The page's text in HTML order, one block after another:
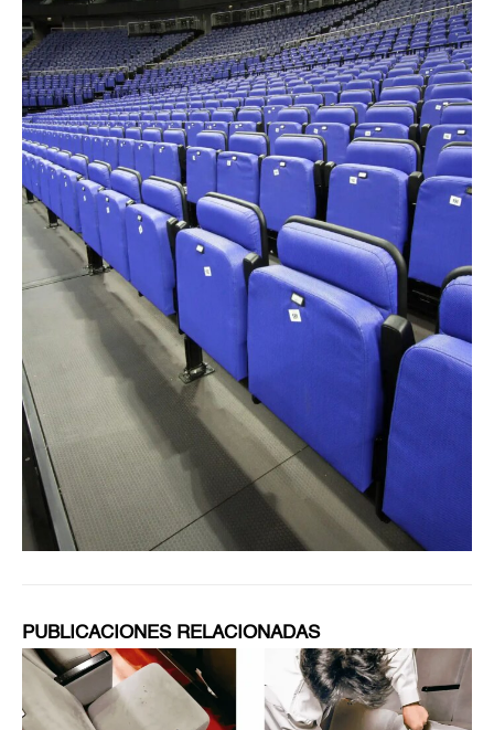
PUBLICACIONES RELACIONADAS